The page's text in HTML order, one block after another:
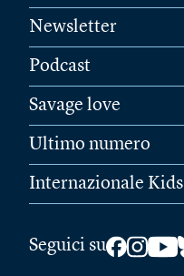
Newsletter
Podcast
Savage love
Ultimo numero
Internazionale Kids
Seguici su